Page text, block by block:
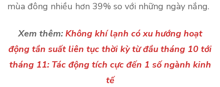
mùa đông nhiều hơn 39% so với những ngày nắng.
Xem thêm: Không khí lạnh có xu hướng hoạt
động tần suất liên tục thời kỳ từ đầu tháng 10 tới
tháng 11: Tác động tích cực đến 1 số ngành kinh
tế